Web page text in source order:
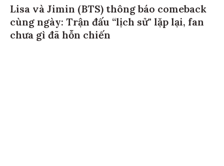
Lisa và Jimin (BTS) thông báo comeback
cùng ngày: Trận đấu “lịch sử" lặp lại, fan
chưa gì đã hỗn chiến